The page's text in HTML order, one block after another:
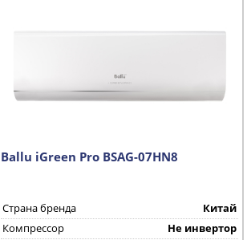
Ballu iGreen Pro BSAG-07HN8
Страна бренда
Китай
Компрессор
Не инвертор